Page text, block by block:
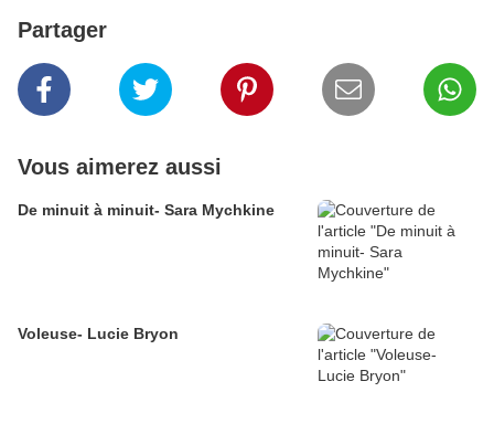
Partager
Vous aimerez aussi
De minuit à minuit- Sara Mychkine
Voleuse- Lucie Bryon